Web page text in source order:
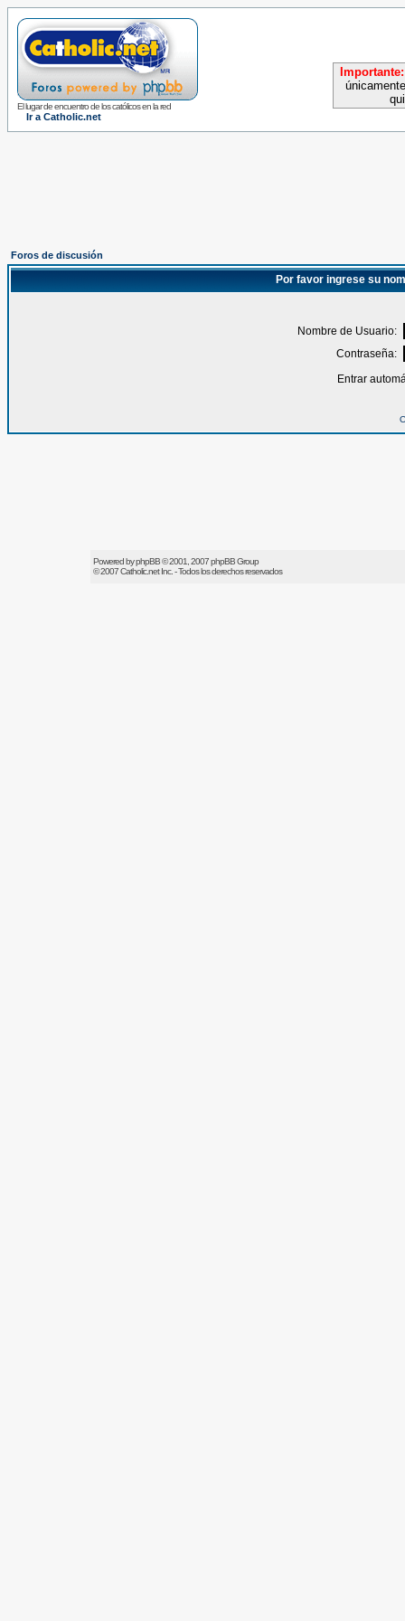
El lugar de encuentro de los católicos en la red
Ir a Catholic.net
Importante:
Foros de discusión
Por favor ingrese su
Nombre de Usuario:
Contraseña:
Entrar
Powered byphpBB© 2001, 2007 phpBB Group
© 2007Catholic.netInc. - Todos los derechos reservados